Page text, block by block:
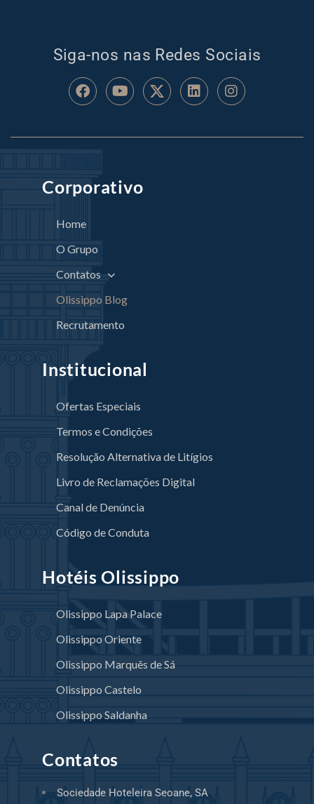
Siga-nos nas Redes Sociais
Corporativo
Home
O Grupo
Contatos
Olissippo Blog
Recrutamento
Institucional
Ofertas Especiais
Termos e Condições
Resolução Alternativa de Litígios
Livro de Reclamações Digital
Canal de Denúncia
Código de Conduta
Hotéis Olissippo
Olissippo Lapa Palace
Olissippo Oriente
Olissippo Marquês de Sá
Olissippo Castelo
Olissippo Saldanha
Contatos
Sociedade Hoteleira Seoane, SA